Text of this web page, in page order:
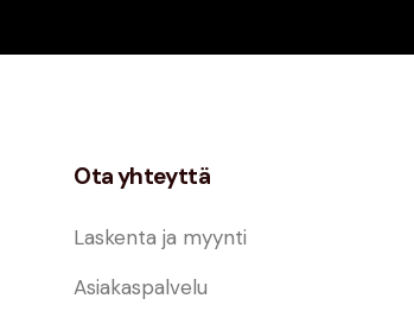
Ota yhteyttä
Laskenta ja myynti
Asiakaspalvelu